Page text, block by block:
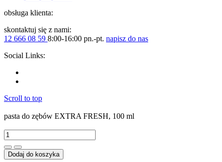
obsługa klienta:
skontaktuj się z nami:
12 666 08 59 8:00-16:00 pn.-pt. napisz do nas
Social Links:
Scroll to top
pasta do zębów EXTRA FRESH, 100 ml
Dodaj do koszyka